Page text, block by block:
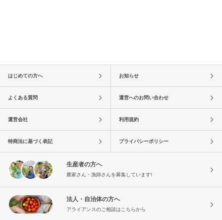
はじめての方へ お知らせ
よくある質問 運営へのお問い合わせ
運営会社 利用規約
特商法に基づく表記 プライバシーポリシー
生産者の方へ
農家さん・漁師さんを募集しています!
法人・自治体の方へ
アライアンスのご相談はこちらから